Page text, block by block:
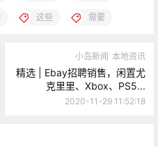
这些 需要
小岛新闻 本地资讯
精选 | Ebay招聘销售，闲置尤
克里里、Xbox、PS5...
2020-11-29 11:52:18